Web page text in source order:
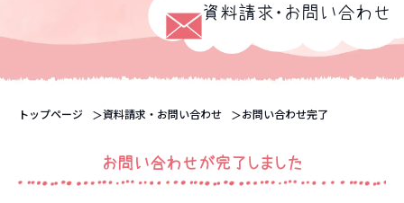
教育・保育案内
預かり保育
ピラミーデ
年中・年長児からの特設保育
資料請求・お問い合わせ
トップページ 資料請求・お問い合わせ お問い合わせ完了
お問い合わせが完了しました